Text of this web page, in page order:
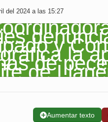
del 2024 a las 15:27
➕Aumentar texto